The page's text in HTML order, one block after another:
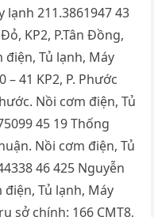
lạnh 211.3861947 43
KP2, P.Tân Đồng,
Tủ lạnh, Máy
– 41 KP2, P. Phước
Nồi cơm điện, Tủ
45 19 Thống
Nồi cơm điện, Tủ
46 425 Nguyễn
điện, Tủ lạnh, Máy
sở chính: 166 CMT8,